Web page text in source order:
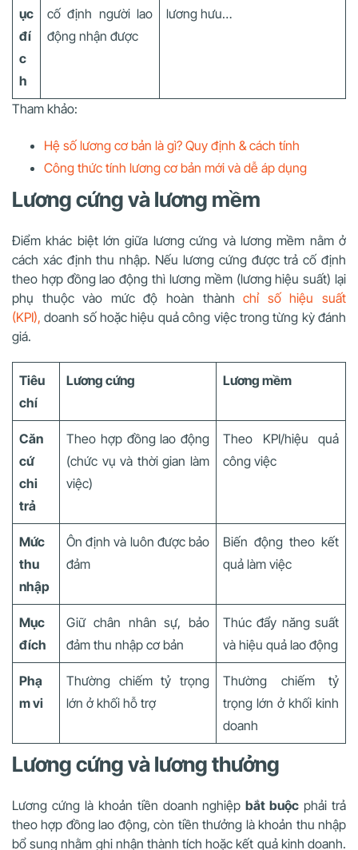
ục
đí
c
h
cố định người lao
động nhận được
lương hưu…
Tham khảo:
Hệ số lương cơ bản là gì? Quy định & cách tính
Công thức tính lương cơ bản mới và dễ áp dụng
Lương cứng và lương mềm
Điểm khác biệt lớn giữa lương cứng và lương mềm nằm ở
cách xác định thu nhập. Nếu lương cứng được trả cố định
theo hợp đồng lao động thì lương mềm (lương hiệu suất) lại
phụ thuộc vào mức độ hoàn thànhchỉ số hiệu suất
(KPI), doanh số hoặc hiệu quả công việc trong từng kỳ đánh
giá.
Tiêu
chí
Lương cứng Lương mềm
Căn
cứ
chi
trả
Theo hợp đồng lao động
(chức vụ và thời gian làm
việc)
Theo KPI/hiệu quả
công việc
Mức
thu
nhập
Ôn định và luôn được bảo
đảm
Biến động theo kết
quả làm việc
Mục
đích
Giữ chân nhân sự, bảo
đảm thu nhập cơ bản
Thúc đẩy năng suất
và hiệu quả lao động
Phạ
m vi
Thường chiếm tỷ trọng
lớn ở khối hỗ trợ
Thường chiếm tỷ
trọng lớn ở khối kinh
doanh
Lương cứng và lương thưởng
Lương cứng là khoản tiền doanh nghiệpbắt buộc phải trả
theo hợp đồng lao động, còn tiền thưởng là khoản thu nhập
bổ sung nhằm ghi nhận thành tích hoặc kết quả kinh doanh.